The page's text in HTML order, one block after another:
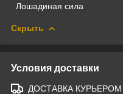
Лошадиная сила
Скрыть
Условия доставки
ДОСТАВКА КУРЬЕРОМ